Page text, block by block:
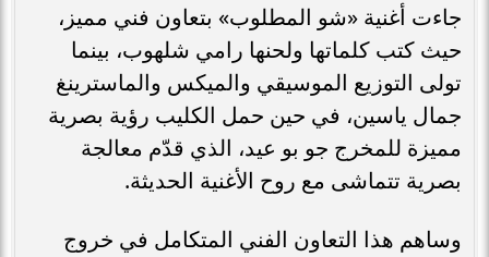
جاءت أغنية «شو المطلوب» بتعاون فني مميز،
حيث كتب كلماتها ولحنها رامي شلهوب، بينما
تولى التوزيع الموسيقي والميكس والماسترينغ
جمال ياسين، في حين حمل الكليب رؤية بصرية
مميزة للمخرج جو بو عيد، الذي قدّم معالجة
بصرية تتماشى مع روح الأغنية الحديثة.
وساهم هذا التعاون الفني المتكامل في خروج